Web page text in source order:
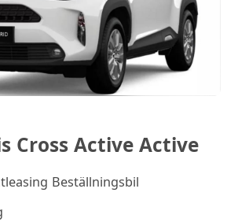
Cross Active Active
Beställningsbil